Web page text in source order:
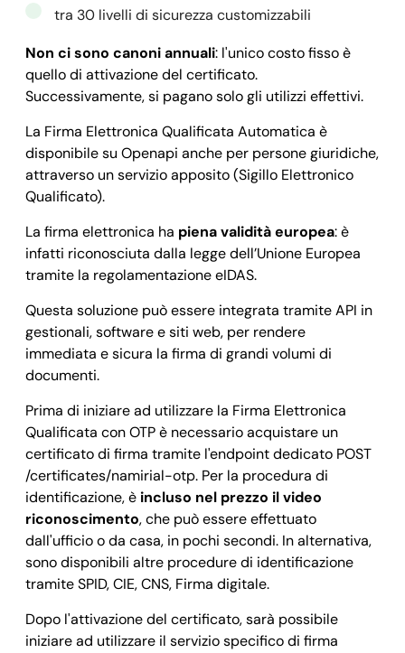
tra 30 livelli di sicurezza customizzabili
Non ci sono canoni annuali: l'unico costo fisso è
quello di attivazione del certificato.
Successivamente, si pagano solo gli utilizzi effettivi.
La Firma Elettronica Qualificata Automatica è
disponibile su Openapi anche per persone giuridiche,
attraverso un servizio apposito (Sigillo Elettronico
Qualificato).
La firma elettronica ha piena validità europea: è
infatti riconosciuta dalla legge dell’Unione Europea
tramite la regolamentazione eIDAS.
Questa soluzione può essere integrata tramite API in
gestionali, software e siti web, per rendere
immediata e sicura la firma di grandi volumi di
documenti.
Prima di iniziare ad utilizzare la Firma Elettronica
Qualificata con OTP è necessario acquistare un
certificato di firma tramite l'endpoint dedicato POST
/certificates/namirial-otp. Per la procedura di
identificazione, è incluso nel prezzo il video
riconoscimento, che può essere effettuato
dall'ufficio o da casa, in pochi secondi. In alternativa,
sono disponibili altre procedure di identificazione
tramite SPID, CIE, CNS, Firma digitale.
Dopo l'attivazione del certificato, sarà possibile
iniziare ad utilizzare il servizio specifico di firma